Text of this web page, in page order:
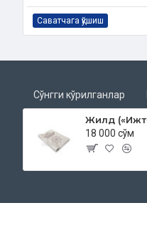
Саватчага қўшиш
Сўнгги кўрилганлар
18 000 сўм